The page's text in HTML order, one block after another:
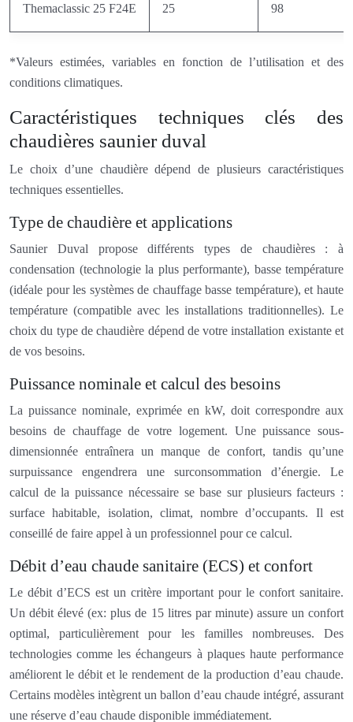
Themaclassic 25 F24E 25 98
*Valeurs estimées, variables en fonction de l’utilisation et des
conditions climatiques.
Caractéristiques techniques clés des
chaudières saunier duval
Le choix d’une chaudière dépend de plusieurs caractéristiques
techniques essentielles.
Type de chaudière et applications
Saunier Duval propose différents types de chaudières : à
condensation (technologie la plus performante), basse température
(idéale pour les systèmes de chauffage basse température), et haute
température (compatible avec les installations traditionnelles). Le
choix du type de chaudière dépend de votre installation existante et
de vos besoins.
Puissance nominale et calcul des besoins
La puissance nominale, exprimée en kW, doit correspondre aux
besoins de chauffage de votre logement. Une puissance sous-
dimensionnée entraînera un manque de confort, tandis qu’une
surpuissance engendrera une surconsommation d’énergie. Le
calcul de la puissance nécessaire se base sur plusieurs facteurs :
surface habitable, isolation, climat, nombre d’occupants. Il est
conseillé de faire appel à un professionnel pour ce calcul.
Débit d’eau chaude sanitaire (ECS) et confort
Le débit d’ECS est un critère important pour le confort sanitaire.
Un débit élevé (ex: plus de 15 litres par minute) assure un confort
optimal, particulièrement pour les familles nombreuses. Des
technologies comme les échangeurs à plaques haute performance
améliorent le débit et le rendement de la production d’eau chaude.
Certains modèles intègrent un ballon d’eau chaude intégré, assurant
une réserve d’eau chaude disponible immédiatement.